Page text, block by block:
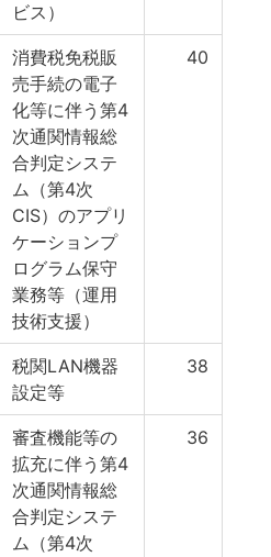
ビス）
消費税免税販
売手続の電子
化等に伴う第4
次通関情報総
合判定システ
ム（第4次
CIS）のアプリ
ケーションプ
ログラム保守
業務等（運用
技術支援）
40
税関LAN機器
設定等
38
審査機能等の
拡充に伴う第4
次通関情報総
合判定システ
ム（第4次
36